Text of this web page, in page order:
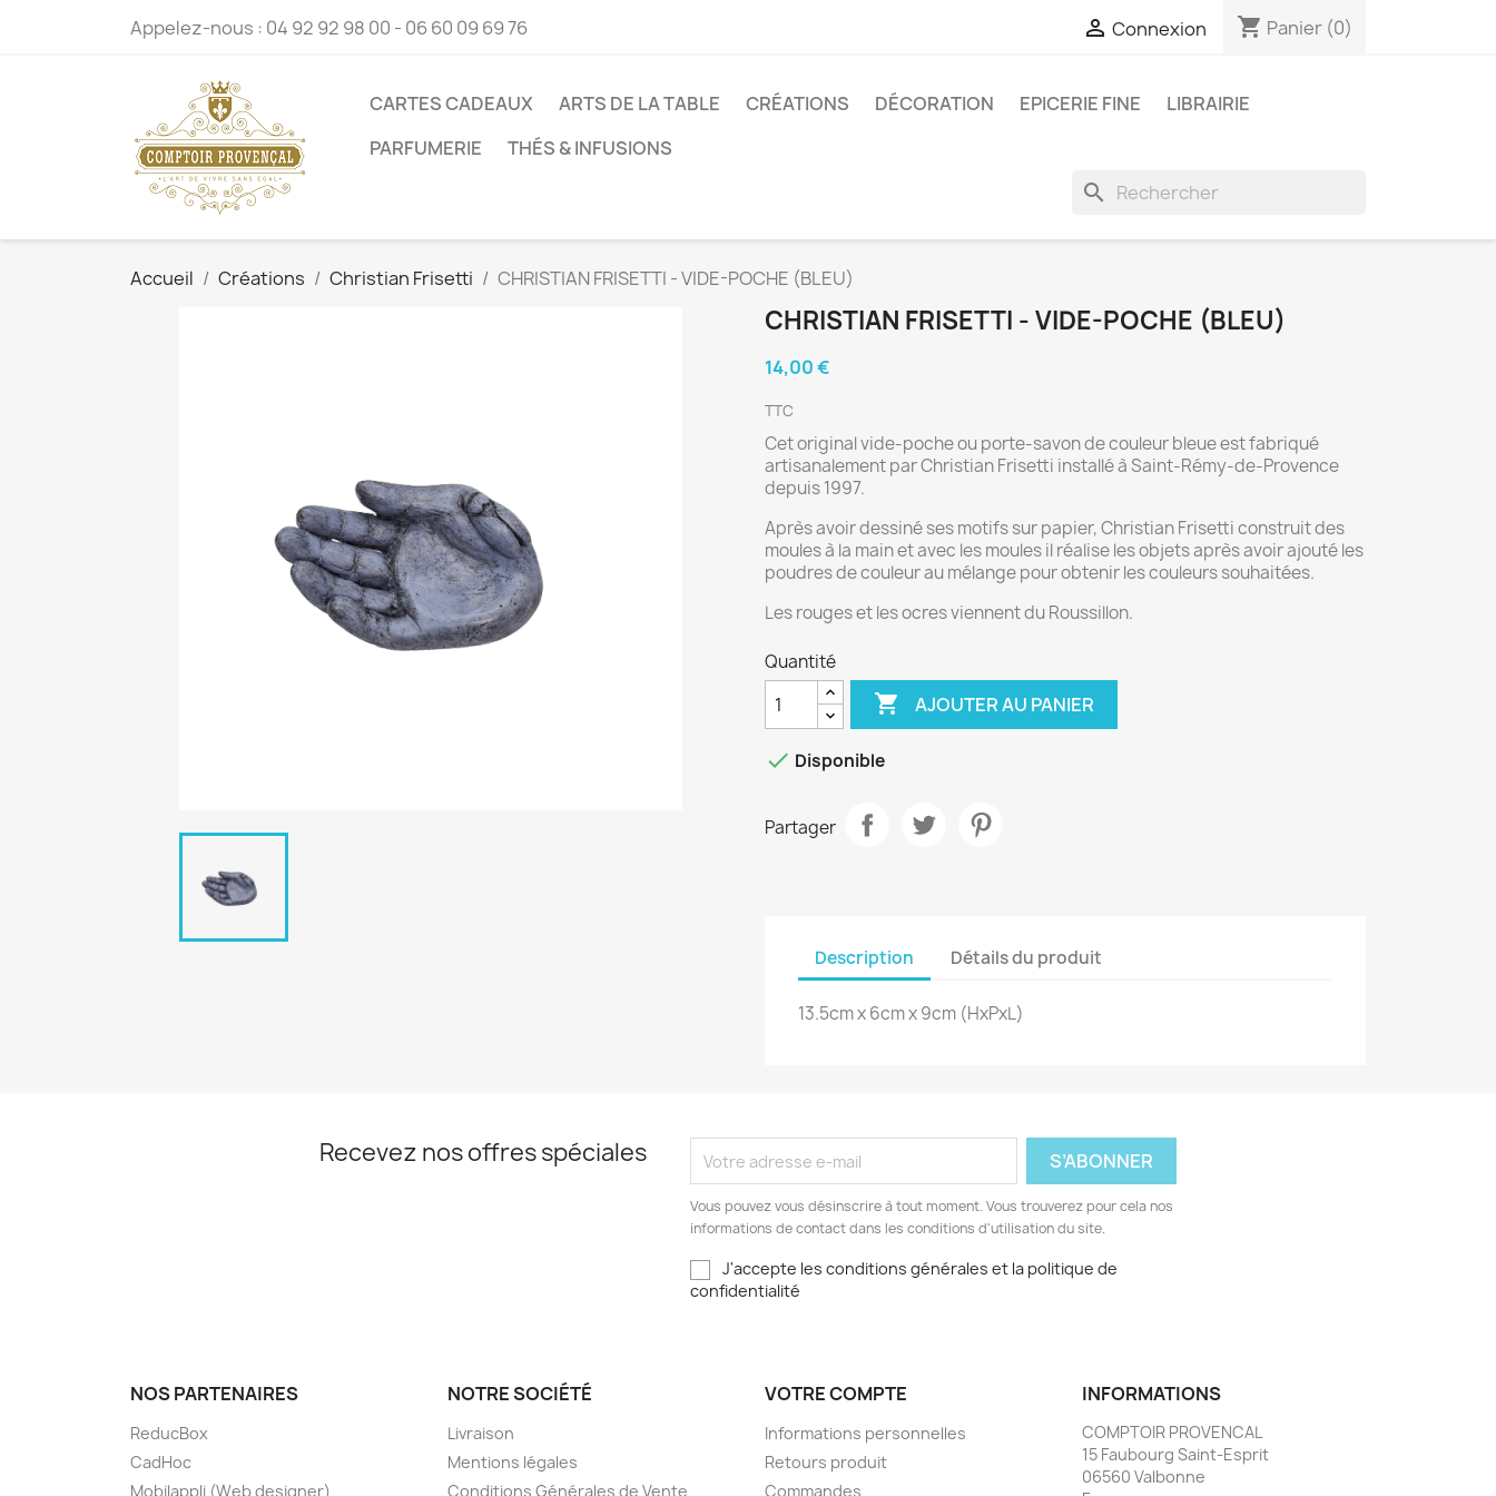
Appelez-nous : 04 92 92 98 00 - 06 60 09 69 76  Connexion shopping_cart Panier (0)
CARTES CADEAUX ARTS DE LA TABLE CRÉATIONS DÉCORATION EPICERIE FINE
LIBRAIRIE
PARFUMERIE
THÉS & INFUSIONS
search
Accueil Créations Christian Frisetti CHRISTIAN FRISETTI - VIDE-POCHE (BLEU)
CHRISTIAN FRISETTI - VIDE-POCHE (BLEU)
14,00 €
TTC
Cet original vide-poche ou porte-savon de couleur bleue est fabriqué
artisanalement par Christian Frisetti installé à Saint-Rémy-de-Provence
depuis 1997.
Après avoir dessiné ses motifs sur papier, Christian Frisetti construit des
moules à la main et avec les moules il réalise les objets après avoir ajouté les
poudres de couleur au mélange pour obtenir les couleurs souhaitées.
Les rouges et les ocres viennent du Roussillon.
Quantité
 AJOUTER AU PANIER
 Disponible
Partager
Description Détails du produit
13.5cm x 6cm x 9cm (HxPxL)
Recevez nos offres spéciales
Vous pouvez vous désinscrire à tout moment. Vous trouverez pour cela nos
informations de contact dans les conditions d'utilisation du site.
J'accepte les conditions générales et la politique de
confidentialité
NOS PARTENAIRES
ReducBox
CadHoc
Mobilappli (Web designer)
NOTRE SOCIÉTÉ
Livraison
Mentions légales
Conditions Générales de Vente
VOTRE COMPTE
Informations personnelles
Retours produit
Commandes
INFORMATIONS
COMPTOIR PROVENCAL
15 Faubourg Saint-Esprit
06560 Valbonne